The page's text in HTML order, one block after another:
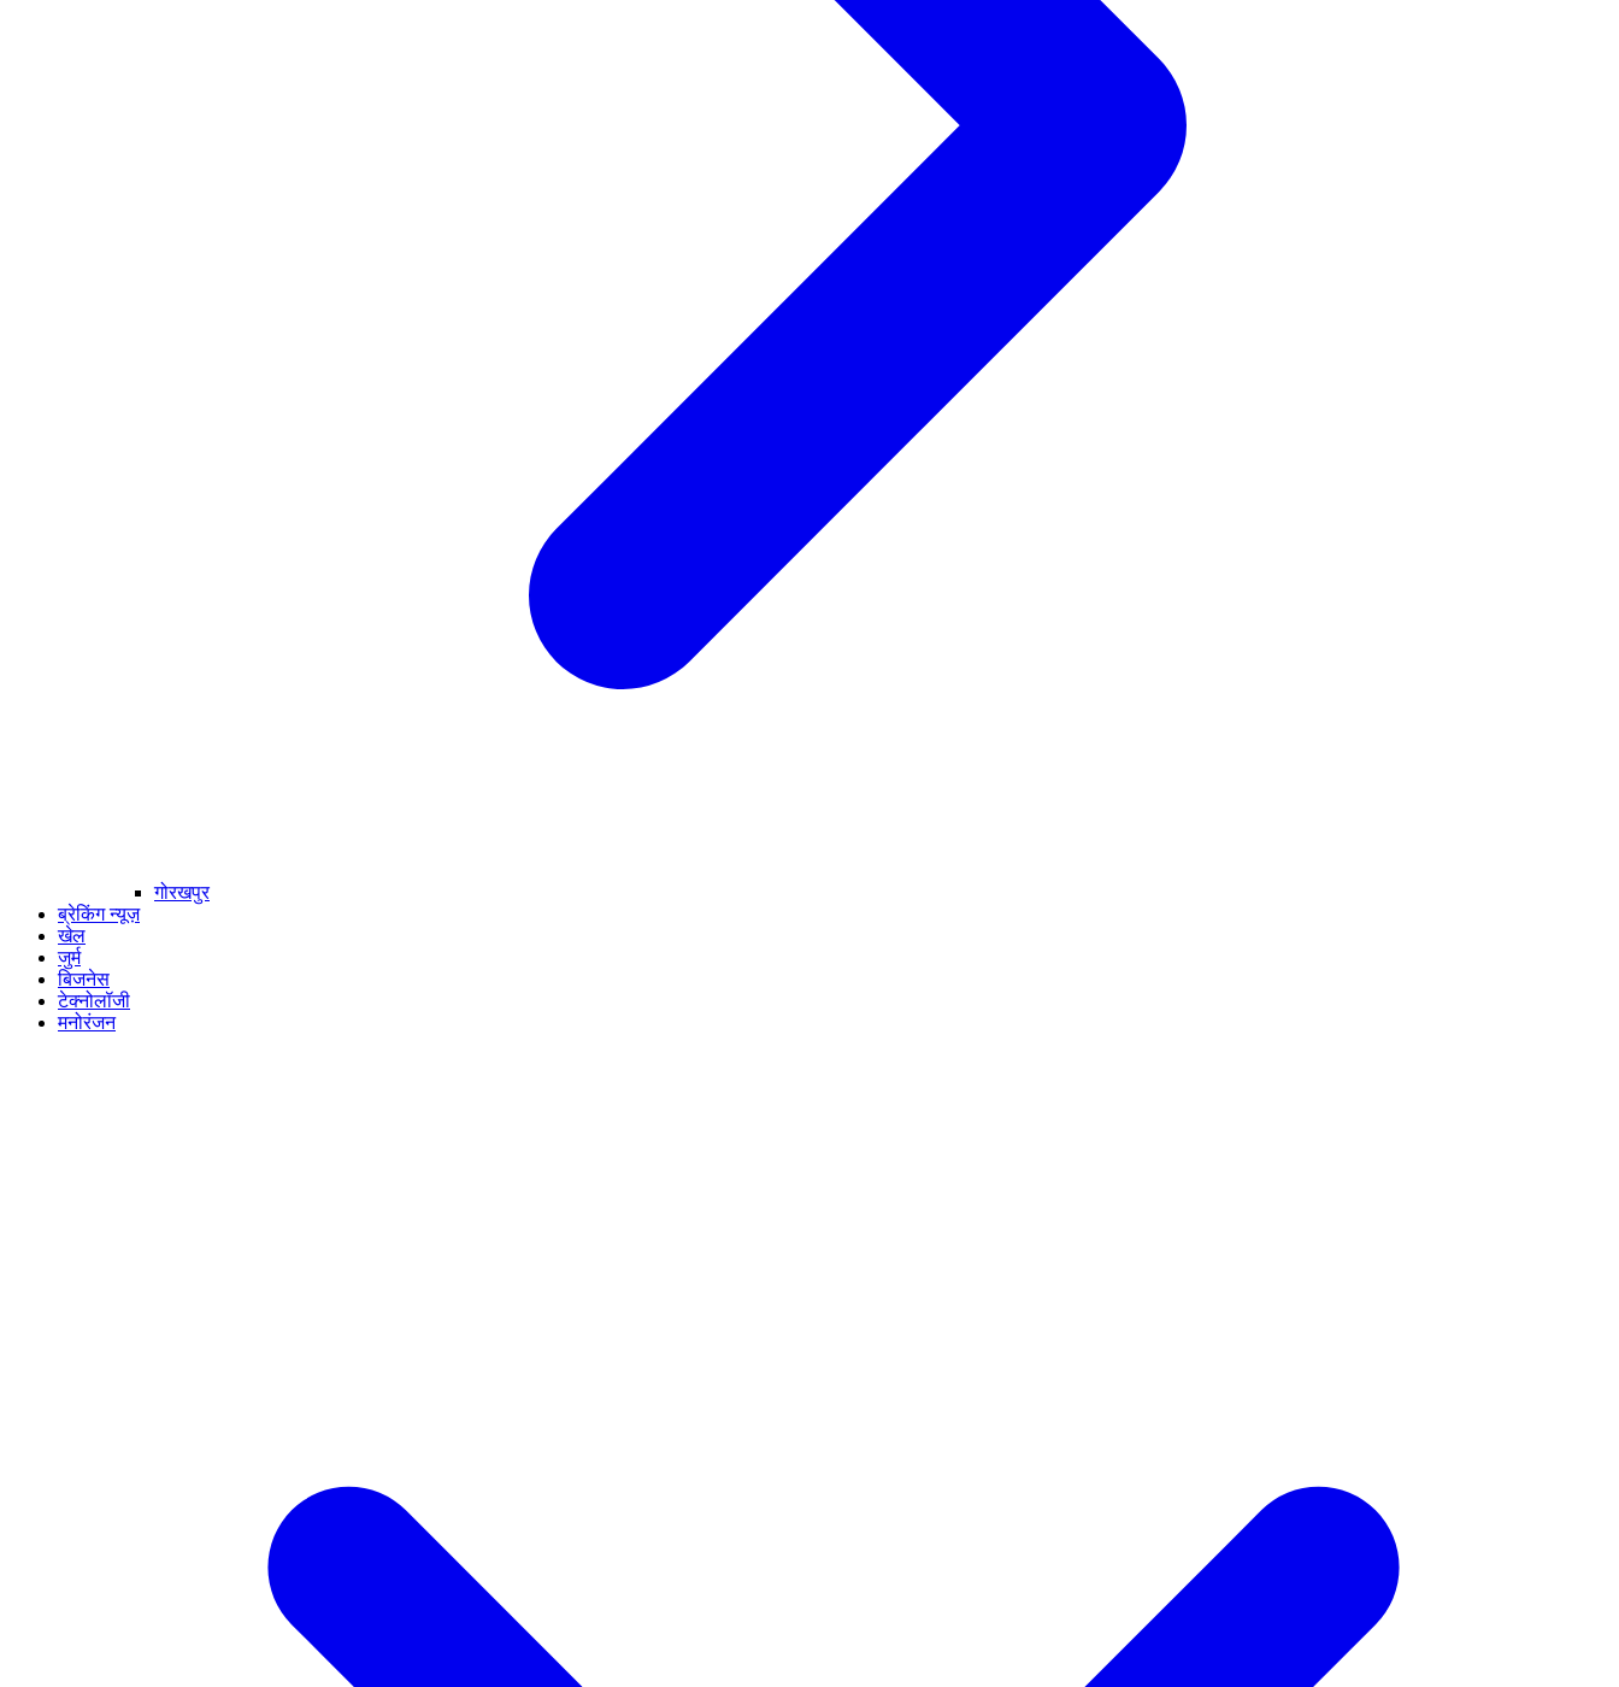
गोरखपुर
ब्रेकिंग न्यूज़
खेल
जुर्म
बिजनेस
टेक्नोलॉजी
मनोरंजन